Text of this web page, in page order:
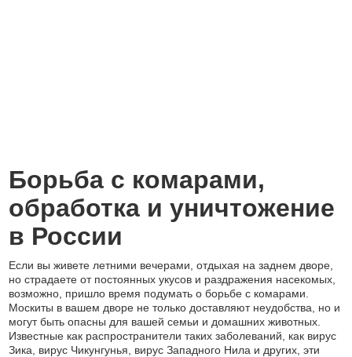
Борьба с комарами,
обработка и уничтожение
в России
Если вы живете летними вечерами, отдыхая на заднем дворе,
но страдаете от постоянных укусов и раздражения насекомых,
возможно, пришло время подумать о борьбе с комарами.
Москиты в вашем дворе не только доставляют неудобства, но и
могут быть опасны для вашей семьи и домашних животных.
Известные как распространители таких заболеваний, как вирус
Зика, вирус Чикунгунья, вирус Западного Нила и других, эти